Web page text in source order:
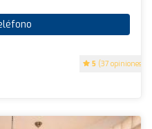
5 (37 opiniones)